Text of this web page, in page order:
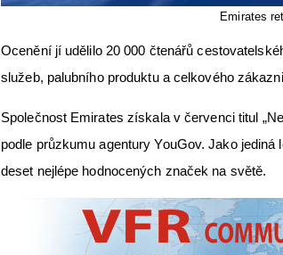
Emirates
Ocenění jí udělilo 20 000 čtenářů
služeb, palubního produktu a celkového
Společnost Emirates získala v červenci titul
podle průzkumu agentury YouGov. Jako
deset nejlépe hodnocených značek na světě.